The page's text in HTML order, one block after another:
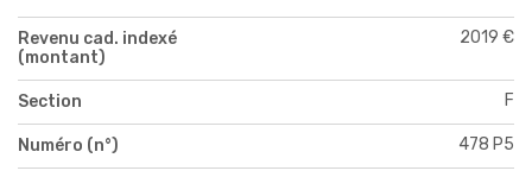
Revenu cad. indexé
(montant)
2019 €
Section F
Numéro (n°) 478 P5